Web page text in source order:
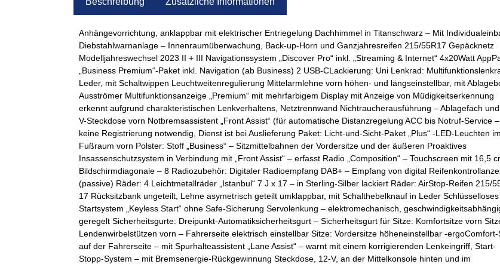
Anhängevorrichtung, anklappbar mit elektrischer Entriegelung Dachhimmel in Titanschwarz – Mit
Diebstahlwarnanlage – Innenraumüberwachung, Back-up-Horn und Ganzjahresreifen 215/55R17 Gepäcknetz
Modelljahreswechsel 2023 II + III Navigationssystem „Discover Pro“ inkl. „Streaming & Internet“ 4x20Watt
„Business Premium“-Paket inkl. Navigation (ab Business) 2 USB-CLackierung: Uni Lenkrad:
Leder, mit Schaltwippen Leuchtweitenregulierung Mittelarmlehne vorn höhen- und längseinstellbar, mit
Ausströmer Multifunktionsanzeige „Premium“ mit mehrfarbigem Display mit Anzeige von Müdigkeitserkennung
erkennt aufgrund charakteristischen Lenkverhaltens, Netztrennwand Nichtraucherausführung – Ablagefach
V-Steckdose vorn Notbremsassistent „Front Assist“ (für automatische Distanzregelung ACC bis Notruf-Service –
keine Registrierung notwendig, Dienst ist bei Auslieferung Paket: Licht-und-Sicht-Paket „Plus“ -LED-Leuchten im
Fußraum vorn Polster: Stoff „Business“ – Sitzmittelbahnen der Vordersitze und der äußeren Proaktives
Insassenschutzsystem in Verbindung mit „Front Assist“ – erfasst Radio „Composition“ – Touchscreen mit 16,5
Bildschirmdiagonale – 8 Radiozubehör: Digitaler Radioempfang DAB+ – Empfang von digital
(passive) Räder: 4 Leichtmetallräder „Istanbul“ 7 J x 17 – in Sterling-Silber lackiert Räder: AirStop-Reifen 215/
17 Rücksitzbank ungeteilt, Lehne asymetrisch geteilt umklappbar, mit Schalthebelknauf in Leder Schlüsselloses
Startsystem „Keyless Start“ ohne Safe-Sicherung Servolenkung – elektromechanisch,
geregelt Sicherheitsgurte: Dreipunkt-Automatiksicherheitsgurt – Sicherheitsgurt für Sitze: Komfortsitze vorn
Lendenwirbelstützen vorn – Fahrerseite elektrisch einstellbar Sitze: Vordersitze höheneinstellbar -ergoComfort-
auf der Fahrerseite – mit Spurhalteassistent „Lane Assist“ – warnt mit einem korrigierenden Lenkeingriff, Start-
Stopp-System – mit Bremsenergie-Rückgewinnung Steckdose, 12-V, an der Mittelkonsole hinten und im